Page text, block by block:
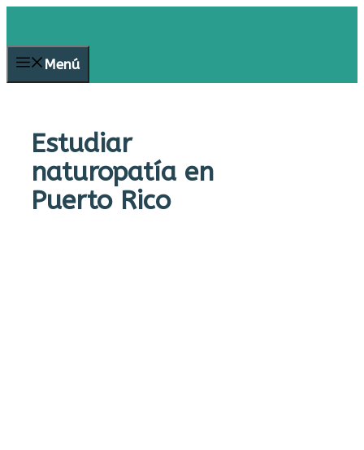
contenido
Menú
Estudiar
naturopatía en
Puerto Rico